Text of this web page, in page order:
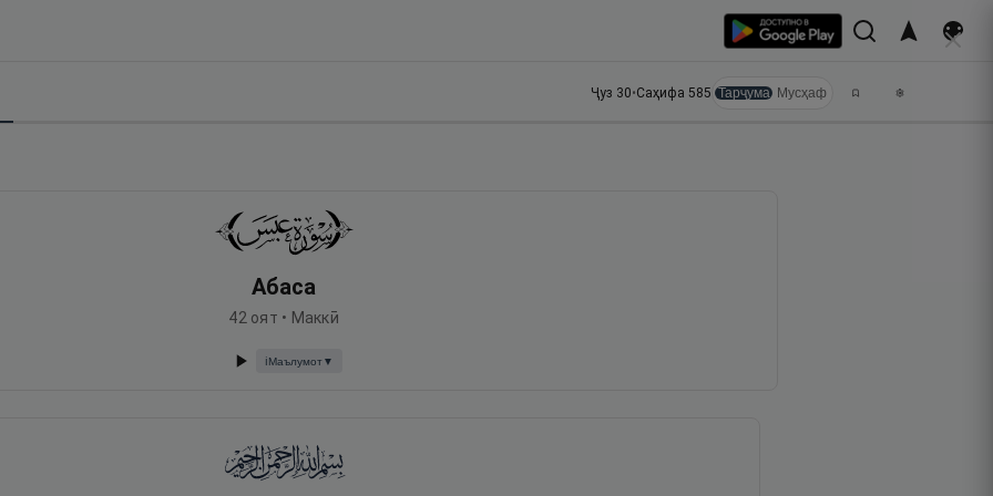
Ҷуз 30•Саҳифа 585 Тарҷума Мусҳаф
Абаса
42 оят • Маккӣ
ℹ️Маълумот▼